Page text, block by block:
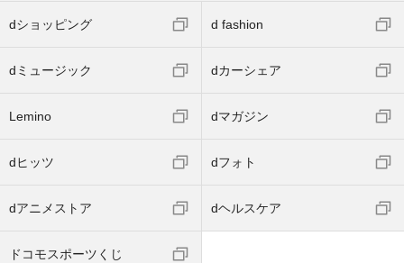
dショッピング d fashion
dミュージック dカーシェア
Lemino dマガジン
dヒッツ dフォト
dアニメストア dヘルスケア
ドコモスポーツくじ